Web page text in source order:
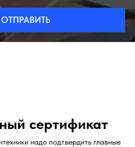
ОТПРАВИТЬ
сертификат
надо подтвердить главные